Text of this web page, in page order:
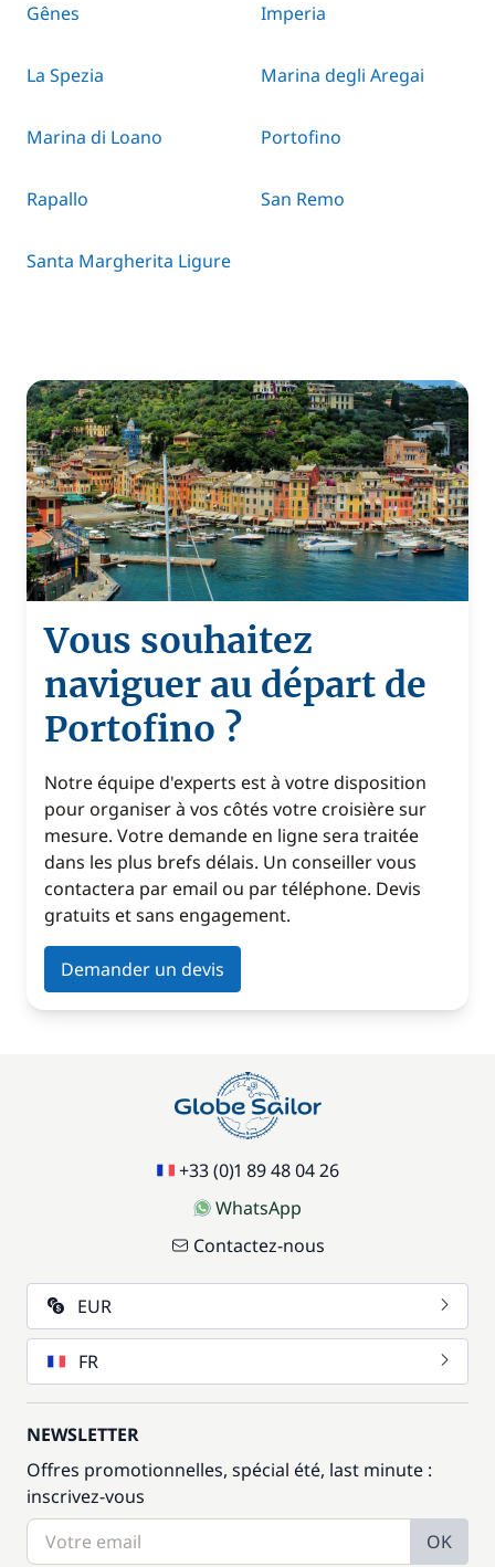
Gênes Imperia
La Spezia Marina degli Aregai
Marina di Loano Portofino
Rapallo San Remo
Santa Margherita Ligure
Vous souhaitez
naviguer au départ de
Portofino ?
Notre équipe d'experts est à votre disposition
pour organiser à vos côtés votre croisière sur
mesure. Votre demande en ligne sera traitée
dans les plus brefs délais. Un conseiller vous
contactera par email ou par téléphone. Devis
gratuits et sans engagement.
Demander un devis
+33 (0)1 89 48 04 26
WhatsApp
Contactez-nous
EUR
FR
NEWSLETTER
Offres promotionnelles, spécial été, last minute :
inscrivez-vous
OK